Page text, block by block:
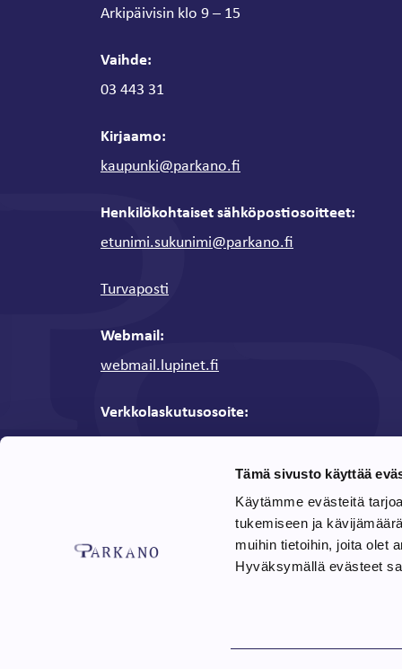
Tämä sivusto käyttää
Käytämme evästeitä
tukemiseen ja
muihin tietoihin, joita olet
Hyväksymällä evästeet
Arkipäivisin klo 9 – 15
Vaihde:
03 443 31
Kirjaamo:
kaupunki@parkano.fi
Henkilökohtaiset sähköpostiosoitteet:
etunimi.sukunimi@parkano.fi
Turvaposti
Webmail:
webmail.lupinet.fi
Verkkolaskutusosoite:
Y-tunnus: 0136311-0
OVT-tunnus / Verkkolaskuosoite:
Verkkolaskuoperaattori: CGI
003703575029
Laskutusohjeet